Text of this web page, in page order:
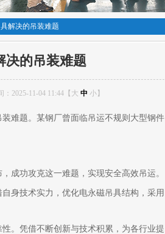
解决的吊装难题
决的吊装难题
：2025-11-04 11:44【 大 中 小】
难题。某钢厂曾面临吊运不规则大型钢件
成功攻克这一难题，实现安全高效吊运。
身技术实力，优化电永磁吊具结构，采用
。凭借不断创新与技术积累，为各行业提